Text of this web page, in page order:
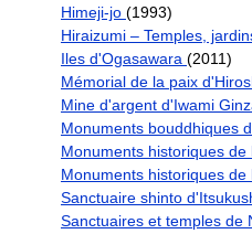
Himeji-jo (1993)
Hiraizumi – Temples,
Iles d'Ogasawara (2011)
Mémorial de la paix
Mine d'argent d'Iwami
Monuments bouddhiques
Monuments historiques
Monuments historiques
Sanctuaire shinto
Sanctuaires et temples de